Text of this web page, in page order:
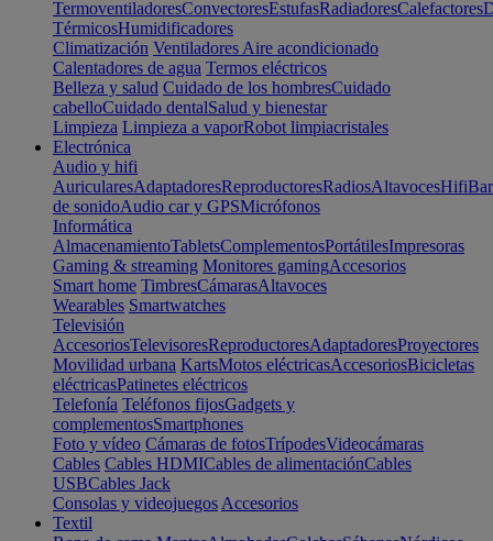
TermoventiladoresConvectoresEstufasRadiadoresCalefactores
TérmicosHumidificadores
Climatización Ventiladores Aire acondicionado
Calentadores de agua Termos eléctricos
Belleza y salud Cuidado de los hombresCuidado
cabelloCuidado dentalSalud y bienestar
Limpieza Limpieza a vaporRobot limpiacristales
Electrónica
Audio y hifi
AuricularesAdaptadoresReproductoresRadiosAltavocesHifi
de sonidoAudio car y GPSMicrófonos
Informática
AlmacenamientoTabletsComplementosPortátilesImpresoras
Gaming & streaming Monitores gamingAccesorios
Smart home TimbresCámarasAltavoces
Wearables Smartwatches
Televisión
AccesoriosTelevisoresReproductoresAdaptadoresProyectores
Movilidad urbana KartsMotos eléctricasAccesoriosBicicletas
eléctricasPatinetes eléctricos
Telefonía Teléfonos fijosGadgets y
complementosSmartphones
Foto y vídeo Cámaras de fotosTrípodesVideocámaras
Cables Cables HDMICables de alimentaciónCables
USBCables Jack
Consolas y videojuegos Accesorios
Textil